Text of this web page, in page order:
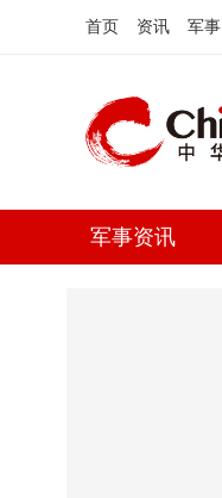
首页 资讯 军事
军事资讯